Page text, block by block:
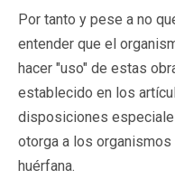
Por tanto y pese a no
entender que el
hacer "uso" de estas
establecido en los
disposiciones
otorga a los
huérfana.